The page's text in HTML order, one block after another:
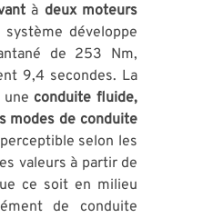
à deux moteurs
système développe
de 253 Nm,
9,4 secondes. La
uneconduite fluide,
modes de conduite
selon les
valeurs à partir de
ce soit en milieu
de conduite